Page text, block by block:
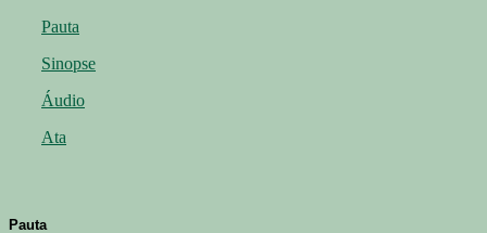
Pauta
Sinopse
Áudio
Ata
Pauta